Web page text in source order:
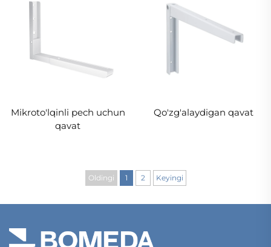
Mikroto'lqinli pech uchun
qavat
Qo'zg'alaydigan qavat
Oldingi 1 2 Keyingi